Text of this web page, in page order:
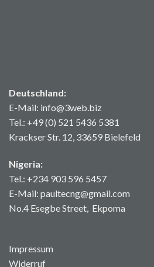
Deutschland:
E-Mail: info@3web.biz
Tel.: +49 (0) 521 5436 5381
Krackser Str. 12, 33659 Bielefeld
Nigeria:
Tel.: +234 903 596 5457
E-Mail: paultecng@gmail.com
No.4 Esegbe Street, Ekpoma
Impressum
Widerruf